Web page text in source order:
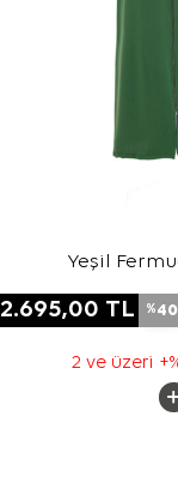
Yeşil
2.695,00 TL %40
2 ve üzeri